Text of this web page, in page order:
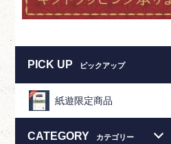
PICK UP ピックアップ
紙遊限定商品
CATEGORY カテゴリー